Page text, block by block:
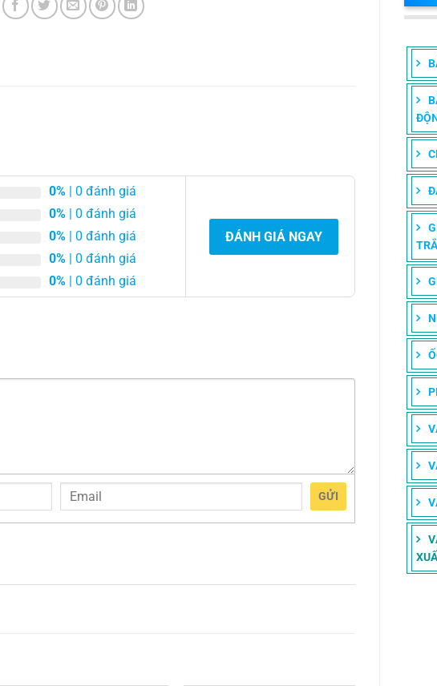
0% | 0 đánh giá
0% | 0 đánh giá
0% | 0 đánh giá
0% | 0 đánh giá
0% | 0 đánh giá
ĐÁNH GIÁ NGAY
GỬI